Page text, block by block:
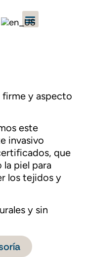
y aspecto
este
invasivo
que
piel para
los tejidos y
y sin